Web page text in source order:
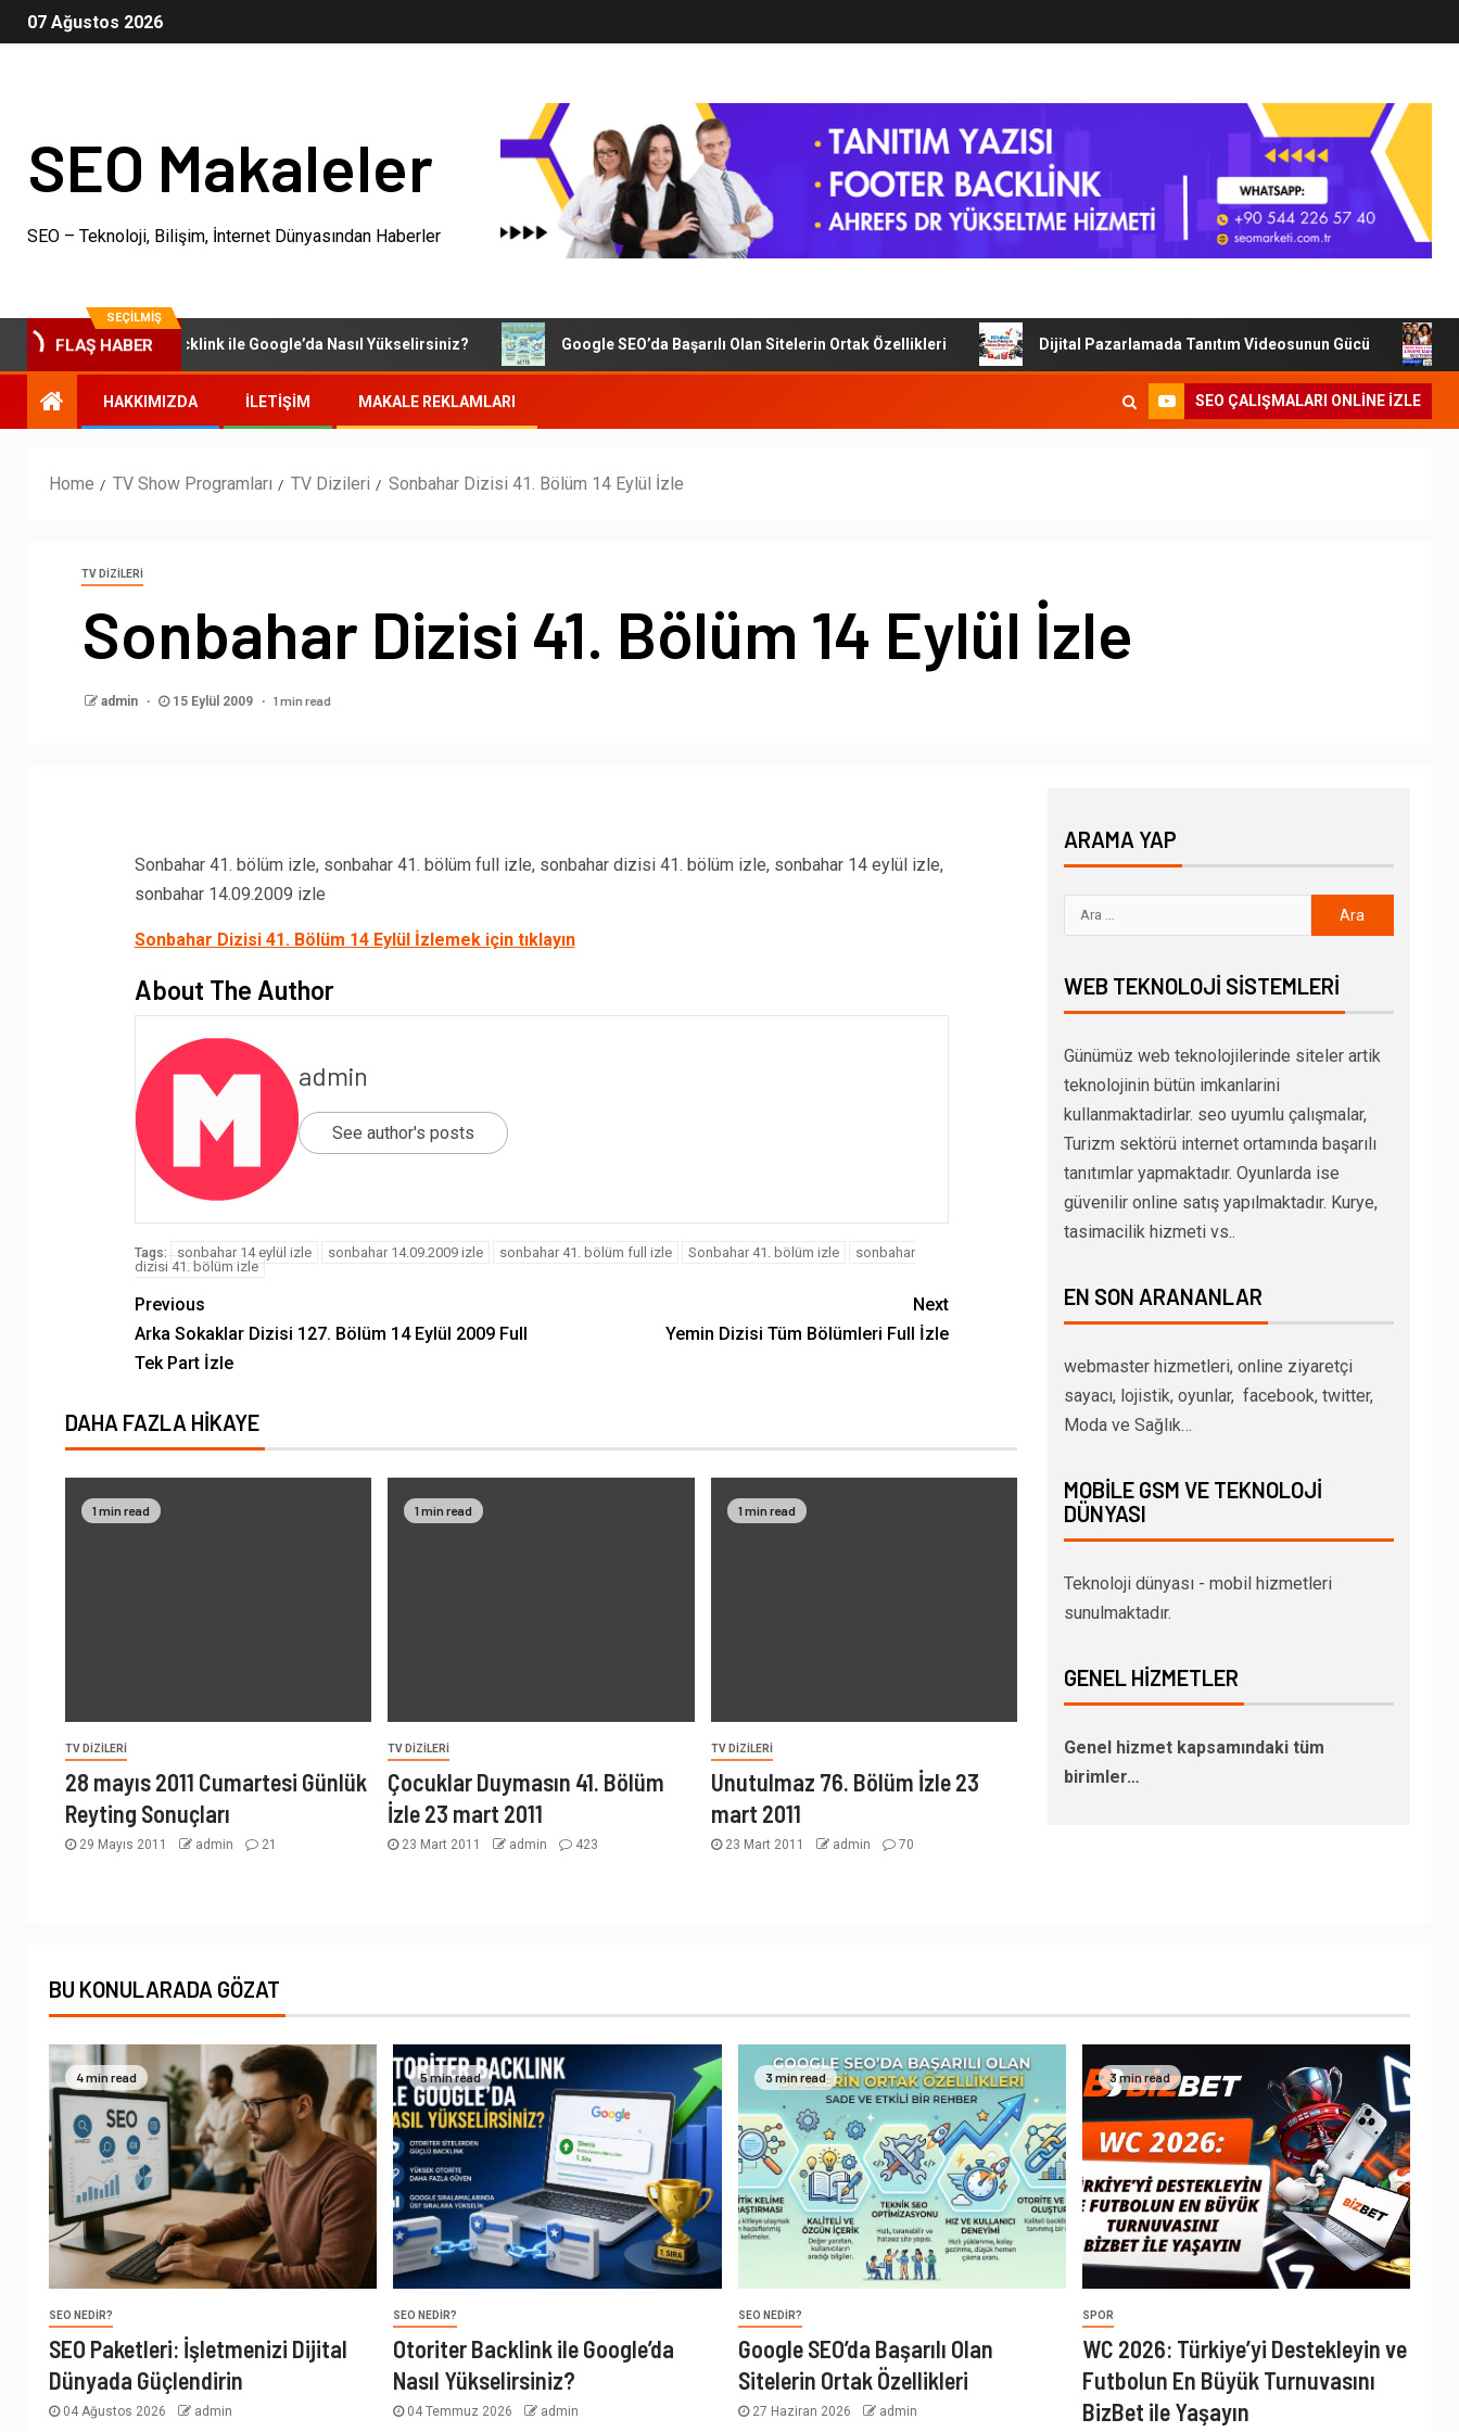
07 Ağustos 2026
SEO Makaleler
SEO – Teknoloji, Bilişim, İnternet Dünyasından Haberler
SEÇILMIŞ
FLAŞ HABER
Otoriter Backlink ile Google’da Nasıl Yükselirsiniz? Google SEO’da Başarılı Olan Sitelerin Ortak Özellikleri Dijital Pazarlamada Tanıtım Videosunun Gücü
HAKKIMIZDA İLETIŞIM MAKALE REKLAMLARI SEO ÇALIŞMALARI ONLINE IZLE
Home TV Show Programları TV Dizileri Sonbahar Dizisi 41. Bölüm 14 Eylül İzle
TV DIZILERI
Sonbahar Dizisi 41. Bölüm 14 Eylül İzle
admin 15 Eylül 2009 1 min read
Sonbahar 41. bölüm izle, sonbahar 41. bölüm full izle, sonbahar dizisi 41. bölüm izle, sonbahar 14 eylül izle,
sonbahar 14.09.2009 izle
Sonbahar Dizisi 41. Bölüm 14 Eylül İzlemek için tıklayın
About The Author
admin
See author's posts
Tags: sonbahar 14 eylül izle sonbahar 14.09.2009 izle sonbahar 41. bölüm full izle Sonbahar 41. bölüm izle
sonbahar
dizisi 41. bölüm izle
Previous
Arka Sokaklar Dizisi 127. Bölüm 14 Eylül 2009 Full
Tek Part İzle
Next
Yemin Dizisi Tüm Bölümleri Full İzle
DAHA FAZLA HIKAYE
1 min read
TV DIZILERI
28 mayıs 2011 Cumartesi Günlük
Reyting Sonuçları
29 Mayıs 2011 admin 21
1 min read
TV DIZILERI
Çocuklar Duymasın 41. Bölüm
İzle 23 mart 2011
23 Mart 2011 admin 423
1 min read
TV DIZILERI
Unutulmaz 76. Bölüm İzle 23
mart 2011
23 Mart 2011 admin 70
ARAMA YAP
WEB TEKNOLOJI SISTEMLERI
Günümüz web teknolojilerinde siteler artik
teknolojinin bütün imkanlarini
kullanmaktadirlar. seo uyumlu çalışmalar,
Turizm sektörü internet ortamında başarılı
tanıtımlar yapmaktadır. Oyunlarda ise
güvenilir online satış yapılmaktadır. Kurye,
tasimacilik hizmeti vs..
EN SON ARANANLAR
webmaster hizmetleri, online ziyaretçi
sayacı, lojistik, oyunlar, facebook, twitter,
Moda ve Sağlık…
MOBILE GSM VE TEKNOLOJI
DÜNYASI
Teknoloji dünyası - mobil hizmetleri
sunulmaktadır.
GENEL HIZMETLER
Genel hizmet kapsamındaki tüm
birimler…
BU KONULARADA GÖZAT
4 min read
SEO NEDIR?
SEO Paketleri: İşletmenizi Dijital
Dünyada Güçlendirin
04 Ağustos 2026 admin
5 min read
SEO NEDIR?
Otoriter Backlink ile Google’da
Nasıl Yükselirsiniz?
04 Temmuz 2026 admin
3 min read
SEO NEDIR?
Google SEO’da Başarılı Olan
Sitelerin Ortak Özellikleri
27 Haziran 2026 admin
3 min read
SPOR
WC 2026: Türkiye’yi Destekleyin ve
Futbolun En Büyük Turnuvasını
BizBet ile Yaşayın